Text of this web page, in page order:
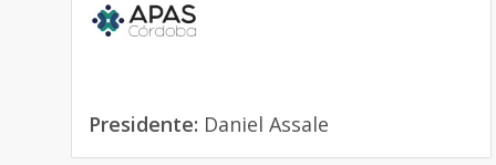
Presidente: Daniel Assale